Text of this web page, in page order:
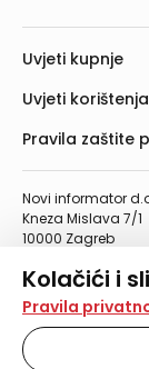
Kolačići i
Na našoj web
tehnologije za
vašem uređaju.
Pravila
Novi informator
Kneza Mislava 7/1
10000 Zagreb
Telefaks: 01/4612-
info@informator.hr
PRATITE NAS:
Uvjeti kupnje
Uvjeti korištenja
Pravila zaštite